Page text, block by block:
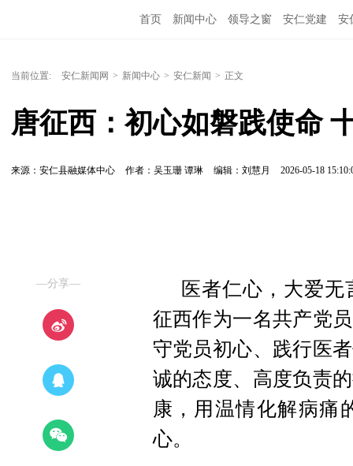
首页 新闻中心 领导之窗 安仁党建 安
当前位置: 安仁新闻网 > 新闻中心 > 安仁新闻 > 正文
唐征西：初心如磐践使命
来源：安仁县融媒体中心 作者：吴玉珊 谭琳 编辑：刘慧月 2026-05-18
—分享—
医者仁心，大爱
征西作为一名共产党
守党员初心、践行医
诚的态度、高度负责
康，用温情化解病痛
心。